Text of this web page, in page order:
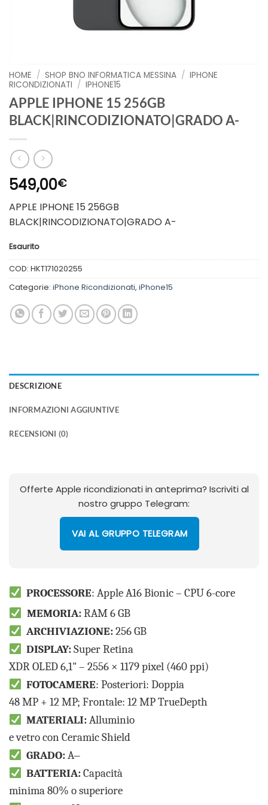
HOME / SHOP BNO INFORMATICA MESSINA / IPHONE
RICONDIZIONATI / IPHONE15
APPLE IPHONE 15 256GB
BLACK|RINCODIZIONATO|GRADO A-
549,00€
APPLE IPHONE 15 256GB
BLACK|RINCODIZIONATO|GRADO A-
Esaurito
COD: HKT171020255
Categorie: iPhone Ricondizionati, iPhone15
DESCRIZIONE
INFORMAZIONI AGGIUNTIVE
RECENSIONI (0)
Offerte Apple ricondizionati in anteprima? Iscriviti al
nostro gruppo Telegram:
VAI AL GRUPPO TELEGRAM
PROCESSORE: Apple A16 Bionic – CPU 6-core
MEMORIA:RAM 6 GB
ARCHIVIAZIONE:256 GB
DISPLAY:Super Retina
XDR OLED 6,1" – 2556 × 1179 pixel (460 ppi)
FOTOCAMERE: Posteriori: Doppia
48 MP + 12 MP; Frontale: 12 MP TrueDepth
MATERIALI:Alluminio
e vetro con Ceramic Shield
GRADO:A–
BATTERIA:Capacità
minima 80% o superiore